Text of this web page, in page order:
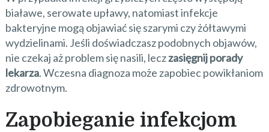
białawe, serowate upławy, natomiast infekcje
bakteryjne mogą objawiać się szarymi czy żółtawymi
wydzielinami. Jeśli doświadczasz podobnych objawów,
nie czekaj aż problem się nasili, leczzasięgnij porady
lekarza. Wczesna diagnoza może zapobiec powikłaniom
zdrowotnym.
Zapobieganie infekcjom